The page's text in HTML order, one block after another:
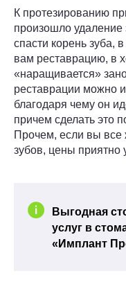
К протезированию
произошло удаление
спасти корень зуба,
вам реставрацию, в
«наращивается»
реставрации можно
благодаря чему он
причем сделать это
Прочем, если вы все
зубов, цены приятно
Выгодная
услуг в
«Имплант